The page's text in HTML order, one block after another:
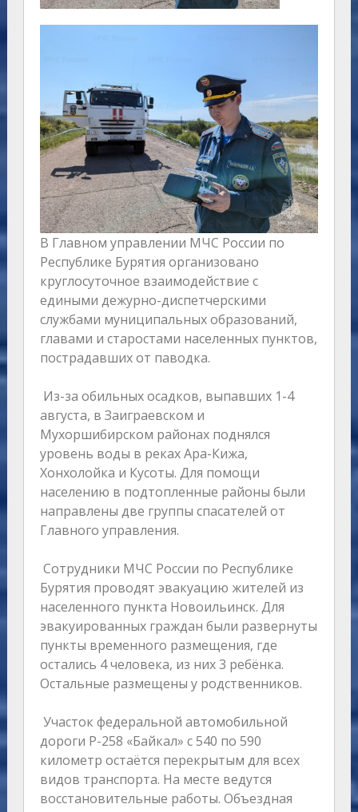
В Главном управлении МЧС России по
Республике Бурятия организовано
круглосуточное взаимодействие с
едиными дежурно-диспетчерскими
службами муниципальных образований,
главами и старостами населенных пунктов,
пострадавших от паводка.
Из-за обильных осадков, выпавших 1-4
августа, в Заиграевском и
Мухоршибирском районах поднялся
уровень воды в реках Ара-Кижа,
Хонхолойка и Кусоты. Для помощи
населению в подтопленные районы были
направлены две группы спасателей от
Главного управления.
Сотрудники МЧС России по Республике
Бурятия проводят эвакуацию жителей из
населенного пункта Новоильинск. Для
эвакуированных граждан были развернуты
пункты временного размещения, где
остались 4 человека, из них 3 ребёнка.
Остальные размещены у родственников.
Участок федеральной автомобильной
дороги Р-258 «Байкал» с 540 по 590
километр остаётся перекрытым для всех
видов транспорта. На месте ведутся
восстановительные работы. Объездная